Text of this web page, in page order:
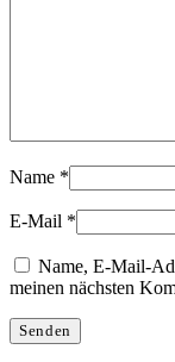
Name *
E-Mail *
Name, E-Mail-
meinen nächsten